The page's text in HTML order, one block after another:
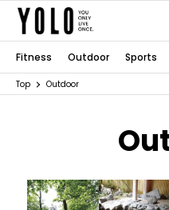
Fitness Outdoor Sports
Top Outdoor